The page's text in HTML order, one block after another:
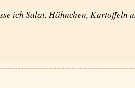
ich Salat, Hähnchen, Kartoffeln